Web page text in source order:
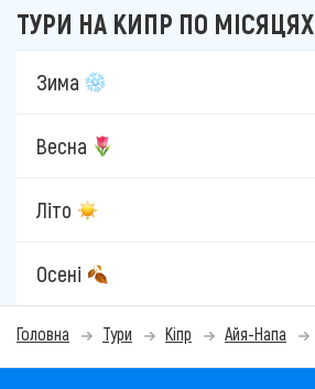
ТУРИ НА КИПР ПО МІСЯЦЯХ
Зима
Весна
Літо
Осені
Головна Тури Кіпр Айя-Напа